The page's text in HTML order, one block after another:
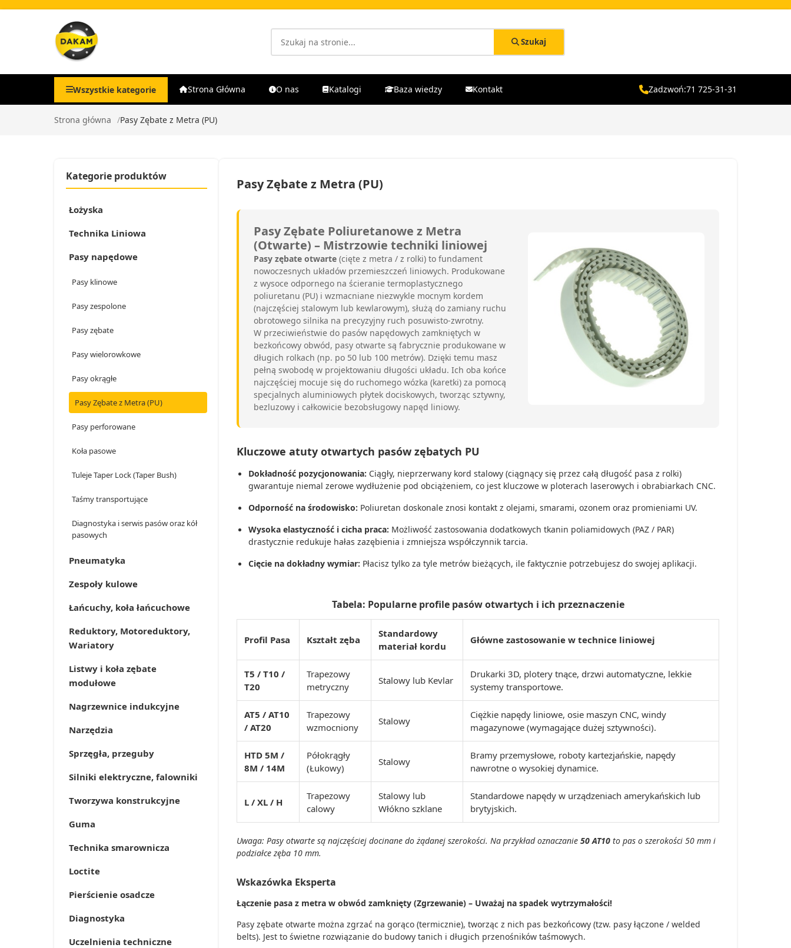
Szukaj
Wszystkie kategorie Strona Główna O nas Katalogi Baza wiedzy Kontakt Zadzwoń:71 725-31-31
Strona główna Pasy Zębate z Metra (PU)
Kategorie produktów
Łożyska
Technika Liniowa
Pasy napędowe
Pasy klinowe
Pasy zespolone
Pasy zębate
Pasy wielorowkowe
Pasy okrągłe
Pasy Zębate z Metra (PU)
Pasy perforowane
Koła pasowe
Tuleje Taper Lock (Taper Bush)
Taśmy transportujące
Diagnostyka i serwis pasów oraz kół
pasowych
Pneumatyka
Zespoły kulowe
Łańcuchy, koła łańcuchowe
Reduktory, Motoreduktory,
Wariatory
Listwy i koła zębate
modułowe
Nagrzewnice indukcyjne
Narzędzia
Sprzęgła, przeguby
Silniki elektryczne, falowniki
Tworzywa konstrukcyjne
Guma
Technika smarownicza
Loctite
Pierścienie osadcze
Diagnostyka
Uczelnienia techniczne
Pasy Zębate z Metra (PU)
Pasy Zębate Poliuretanowe z Metra
(Otwarte) – Mistrzowie techniki liniowej
Pasy zębate otwarte (cięte z metra / z rolki) to fundament
nowoczesnych układów przemieszczeń liniowych. Produkowane
z wysoce odpornego na ścieranie termoplastycznego
poliuretanu (PU) i wzmacniane niezwykle mocnym kordem
(najczęściej stalowym lub kewlarowym), służą do zamiany ruchu
obrotowego silnika na precyzyjny ruch posuwisto-zwrotny.
W przeciwieństwie do pasów napędowych zamkniętych w
bezkońcowy obwód, pasy otwarte są fabrycznie produkowane w
długich rolkach (np. po 50 lub 100 metrów). Dzięki temu masz
pełną swobodę w projektowaniu długości układu. Ich oba końce
najczęściej mocuje się do ruchomego wózka (karetki) za pomocą
specjalnych aluminiowych płytek dociskowych, tworząc sztywny,
bezluzowy i całkowicie bezobsługowy napęd liniowy.
Kluczowe atuty otwartych pasów zębatych PU
Dokładność pozycjonowania: Ciągły, nieprzerwany kord stalowy (ciągnący się przez całą długość pasa z rolki)
gwarantuje niemal zerowe wydłużenie pod obciążeniem, co jest kluczowe w ploterach laserowych i obrabiarkach CNC.
Odporność na środowisko: Poliuretan doskonale znosi kontakt z olejami, smarami, ozonem oraz promieniami UV.
Wysoka elastyczność i cicha praca: Możliwość zastosowania dodatkowych tkanin poliamidowych (PAZ / PAR)
drastycznie redukuje hałas zazębienia i zmniejsza współczynnik tarcia.
Cięcie na dokładny wymiar: Płacisz tylko za tyle metrów bieżących, ile faktycznie potrzebujesz do swojej aplikacji.
Tabela: Popularne profile pasów otwartych i ich przeznaczenie
Profil Pasa Kształt zęba
Standardowy
materiał kordu
Główne zastosowanie w technice liniowej
T5 / T10 /
T20
Trapezowy
metryczny
Stalowy lub Kevlar
Drukarki 3D, plotery tnące, drzwi automatyczne, lekkie
systemy transportowe.
AT5 / AT10
/ AT20
Trapezowy
wzmocniony
Stalowy
Ciężkie napędy liniowe, osie maszyn CNC, windy
magazynowe (wymagające dużej sztywności).
HTD 5M /
8M / 14M
Półokrągły
(Łukowy)
Stalowy
Bramy przemysłowe, roboty kartezjańskie, napędy
nawrotne o wysokiej dynamice.
L / XL / H
Trapezowy
calowy
Stalowy lub
Włókno szklane
Standardowe napędy w urządzeniach amerykańskich lub
brytyjskich.
Uwaga: Pasy otwarte są najczęściej docinane do żądanej szerokości. Na przykład oznaczanie 50 AT10 to pas o szerokości 50 mm i
podziałce zęba 10 mm.
Wskazówka Eksperta
Łączenie pasa z metra w obwód zamknięty (Zgrzewanie) – Uważaj na spadek wytrzymałości!
Pasy zębate otwarte można zgrzać na gorąco (termicznie), tworząc z nich pas bezkońcowy (tzw. pasy łączone / welded
belts). Jest to świetne rozwiązanie do budowy tanich i długich przenośników taśmowych.